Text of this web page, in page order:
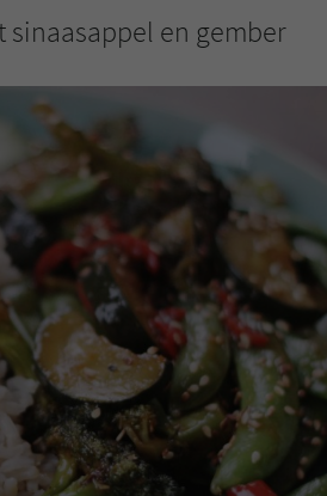
sinaasappel en gember